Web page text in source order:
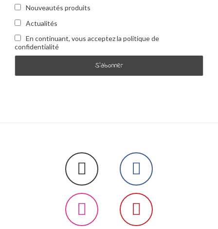
Nouveautés produits
Actualités
En continuant, vous acceptez la politique de
confidentialité